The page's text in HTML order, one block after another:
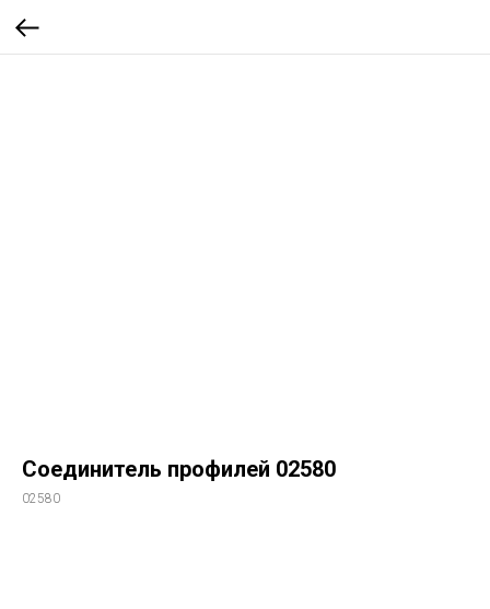
Соединитель профилей 02580
02580